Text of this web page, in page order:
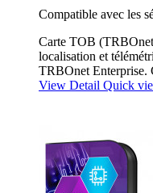
Compatible avec les
Carte TOB
localisation et
TRBOnet Enterprise.
View Detail Quick